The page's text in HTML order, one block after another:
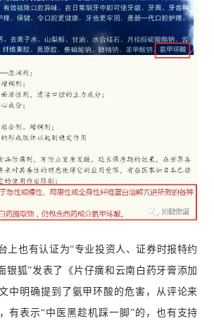
上也有认证为“专业投资人、证券时报特约
银狐”发表了《片仔癀和云南白药牙膏添加
中明确提到了氨甲环酸的危害，从评论来
有表示“中医黑趁机踩一脚”的，也有支持